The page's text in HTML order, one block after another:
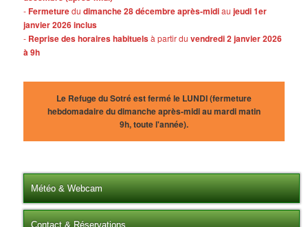
-Fermeturedudimanche 28 décembre après-midiaujeudi 1er
janvier 2026 inclus
- Reprise des horaires habituelsà partir duvendredi 2 janvier 2026
à 9h
Le Refuge du Sotré est fermé le LUNDI (fermeture
hebdomadaire du dimanche après-midi au mardi matin
9h, toute l'année).
Météo & Webcam
Contact & Réservations